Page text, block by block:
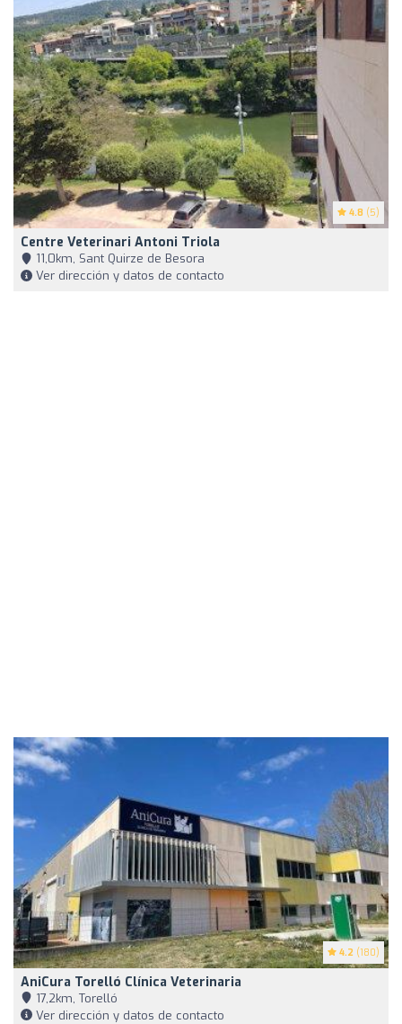
4.8 (5)
Centre Veterinari Antoni Triola
11,0km, Sant Quirze de Besora
Ver dirección y datos de contacto
4.2 (180)
AniCura Torelló Clínica Veterinaria
17,2km, Torelló
Ver dirección y datos de contacto